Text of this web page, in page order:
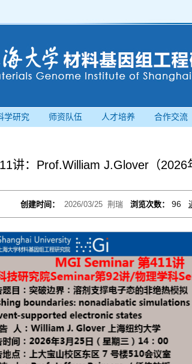
学研究 师资队伍 人才培养 合作交流
讲：Prof.William J.Glover（
创建时间： 2026/03/25 荆瑞 浏览次数： 96